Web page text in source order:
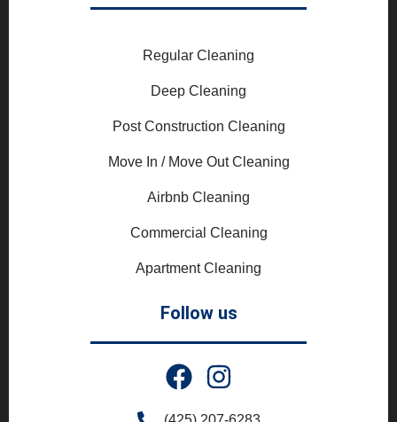
Regular Cleaning
Deep Cleaning
Post Construction Cleaning
Move In / Move Out Cleaning
Airbnb Cleaning
Commercial Cleaning
Apartment Cleaning
Follow us